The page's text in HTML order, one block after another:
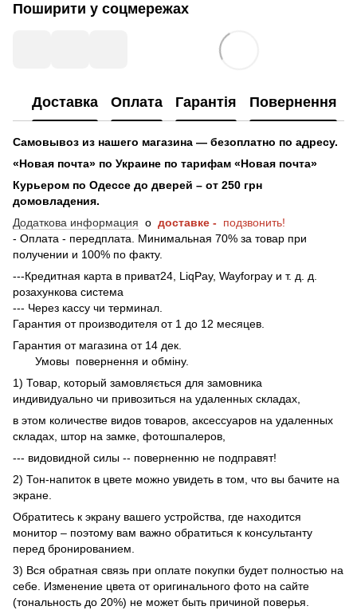
Поширити у соцмережах
Доставка Оплата Гарантія Повернення
Самовывоз из нашего магазина — безоплатно по адресу.
«Новая почта» по Украине по тарифам «Новая почта»
Курьером по Одессе до дверей – от 250 грн
домовладения.
Додаткова информация о доставке - подзвонить!
- Оплата - передплата. Минимальная 70% за товар при
получении и 100% по факту.
---Кредитная карта в приват24, LiqPay, Wayforpay и т. д. д.
розахункова система
--- Через кассу чи терминал.
Гарантия от производителя от 1 до 12 месяцев.
Гарантия от магазина от 14 дек.
Умовы повернення и обміну.
1) Товар, который замовляється для замовника
индивидуально чи привозиться на удаленных складах,
в этом количестве видов товаров, аксессуаров на удаленных
складах, штор на замке, фотошпалеров,
--- видовидной силы -- поверненню не подправят!
2) Тон-напиток в цвете можно увидеть в том, что вы бачите на
экране.
Обратитесь к экрану вашего устройства, где находится
монитор – поэтому вам важно обратиться к консультанту
перед бронированием.
3) Вся обратная связь при оплате покупки будет полностью на
себе. Изменение цвета от оригинального фото на сайте
(тональность до 20%) не может быть причиной поверья.